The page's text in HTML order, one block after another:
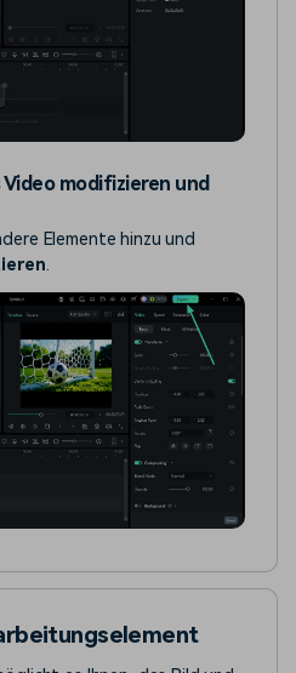
modifizieren und
Elemente hinzu und
.